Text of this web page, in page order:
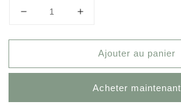
Réduire
quantité
Bracelet
Augmenter
quantité
Bracelet
Bouddhiste
Ajouter au panier
Acheter maintenant